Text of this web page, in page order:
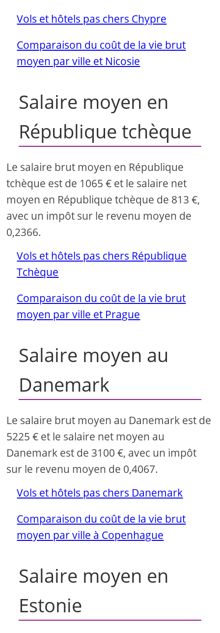
Vols et hôtels pas chers Chypre
Comparaison du coût de la vie brut
moyen par ville et Nicosie
Salaire moyen en
République tchèque
Le salaire brut moyen en République
tchèque est de 1065 € et le salaire net
moyen en République tchèque de 813 €,
avec un impôt sur le revenu moyen de
0,2366.
Vols et hôtels pas chers République
Tchèque
Comparaison du coût de la vie brut
moyen par ville et Prague
Salaire moyen au
Danemark
Le salaire brut moyen au Danemark est de
5225 € et le salaire net moyen au
Danemark est de 3100 €, avec un impôt
sur le revenu moyen de 0,4067.
Vols et hôtels pas chers Danemark
Comparaison du coût de la vie brut
moyen par ville à Copenhague
Salaire moyen en
Estonie